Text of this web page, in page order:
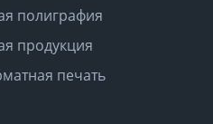
полиграфия
продукция
печать